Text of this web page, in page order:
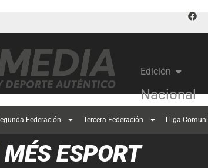
Edición
Nacional
Federación Tercera Federación Lliga
MÉS ESPORT